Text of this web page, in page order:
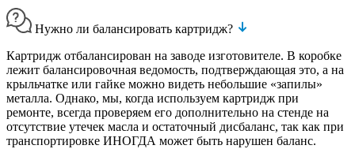
Нужно ли балансировать картридж?
Картридж отбалансирован на заводе изготовителе. В коробке
лежит балансировочная ведомость, подтверждающая это, а на
крыльчатке или гайке можно видеть небольшие «запилы»
металла. Однако, мы, когда используем картридж при
ремонте, всегда проверяем его дополнительно на стенде на
отсутствие утечек масла и остаточный дисбаланс, так как при
транспортировке ИНОГДА может быть нарушен баланс.